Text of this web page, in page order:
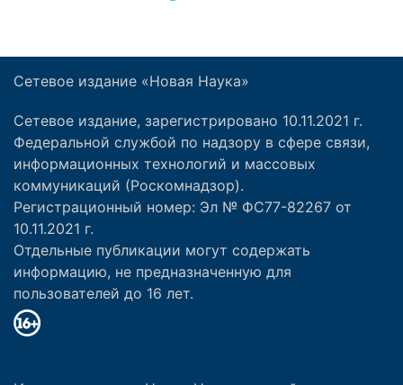
Сетевое издание «Новая Наука»
Сетевое издание, зарегистрировано 10.11.2021 г.
Федеральной службой по надзору в сфере связи,
информационных технологий и массовых
коммуникаций (Роскомнадзор).
Регистрационный номер: Эл № ФС77-82267 от
10.11.2021 г.
Отдельные публикации могут содержать
информацию, не предназначенную для
пользователей до 16 лет.